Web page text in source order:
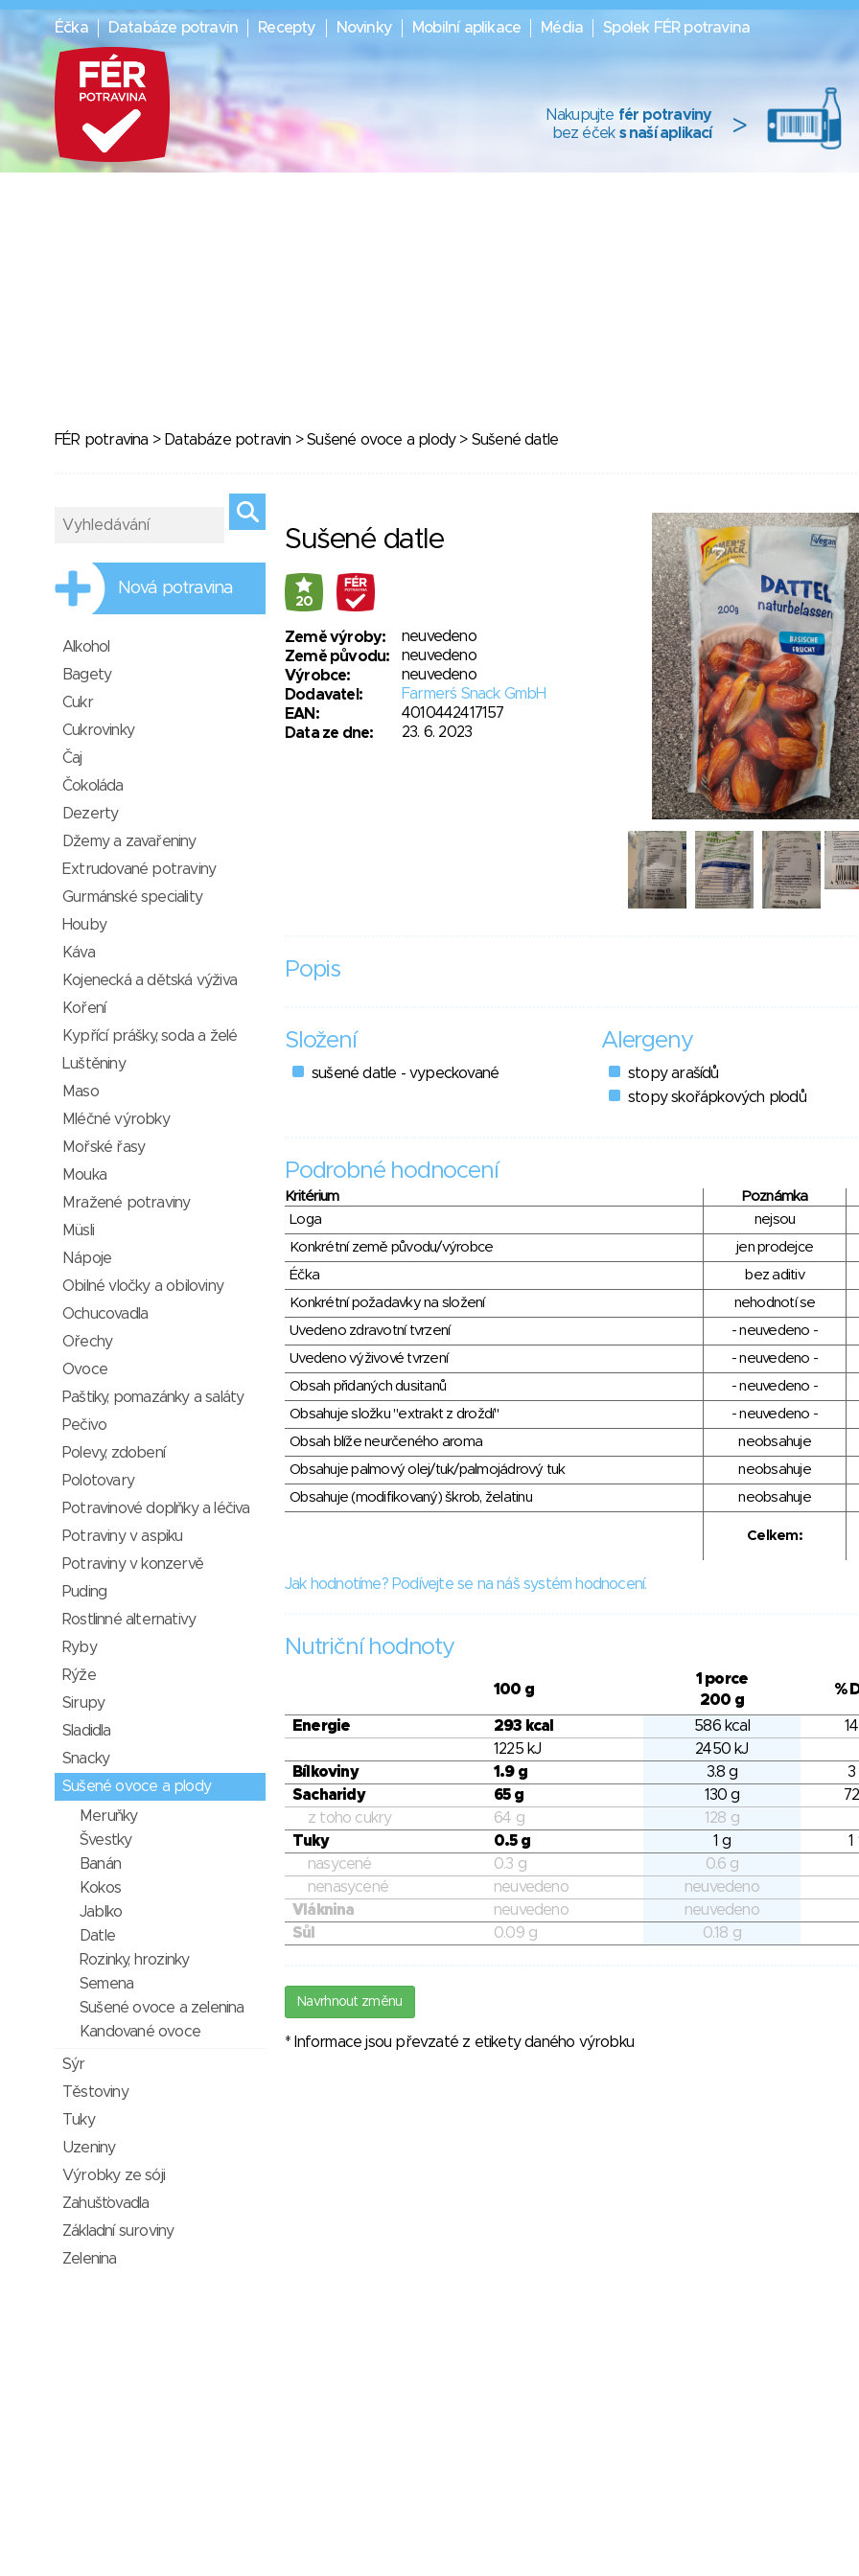
Éčka Databáze potravin Recepty Novinky Mobilní aplikace Média Spolek FÉR potravina
Nakupujte fér potraviny
bez éček s naší aplikací >
FÉR potravina > Databáze potravin >Sušené ovoce a plody> Sušené datle
Sušené datle
20
Země výroby:
neuvedeno
Země původu:
neuvedeno
Výrobce:
neuvedeno
Dodavatel:
Farmerś Snack GmbH
EAN:
4010442417157
Data ze dne:
23. 6. 2023
Popis
Složení
sušené datle - vypeckované
Alergeny
stopy arašídů
stopy skořápkových plodů
Podrobné hodnocení
Kritérium Poznámka
Loga
nejsou
Konkrétní země původu/výrobce
jen prodejce
Éčka
bez aditiv
Konkrétní požadavky na složení
nehodnotí se
Uvedeno zdravotní tvrzení
- neuvedeno -
Uvedeno výživové tvrzení
- neuvedeno -
Obsah přidaných dusitanů
- neuvedeno -
Obsahuje složku "extrakt z droždí"
- neuvedeno -
Obsah blíže neurčeného aroma
neobsahuje
Obsahuje palmový olej/tuk/palmojádrový tuk
neobsahuje
Obsahuje (modifikovaný) škrob, želatinu
neobsahuje
Celkem:
Jak hodnotíme? Podívejte se na náš systém hodnocení.
Nutriční hodnoty
100 g
1 porce
200 g
%
Energie 293 kcal 586 kcal
1225 kJ
2450 kJ
Bílkoviny
1.9 g 3.8 g
3
Sacharidy
65 g 130 g
z toho cukry
64 g
128 g
Tuky
0.5 g 1 g
1
nasycené
0.3 g
0.6 g
nenasycené
neuvedeno
neuvedeno
Vláknina
neuvedeno
neuvedeno
Sůl
0.09 g 0.18 g
Navrhnout změnu
* Informace jsou převzaté z etikety daného výrobku
Nová potravina
Alkohol
Bagety
Cukr
Cukrovinky
Čaj
Čokoláda
Dezerty
Džemy a zavařeniny
Extrudované potraviny
Gurmánské speciality
Houby
Káva
Kojenecká a dětská výživa
Koření
Kypřící prášky, soda a želé
Luštěniny
Maso
Mléčné výrobky
Mořské řasy
Mouka
Mražené potraviny
Müsli
Nápoje
Obilné vločky a obiloviny
Ochucovadla
Ořechy
Ovoce
Paštiky, pomazánky a saláty
Pečivo
Polevy, zdobení
Polotovary
Potravinové doplňky a léčiva
Potraviny v aspiku
Potraviny v konzervě
Puding
Rostlinné alternativy
Ryby
Rýže
Sirupy
Sladidla
Snacky
Sušené ovoce a plody
Meruňky
Švestky
Banán
Kokos
Jablko
Datle
Rozinky, hrozinky
Semena
Sušené ovoce a zelenina
Kandované ovoce
Sýr
Těstoviny
Tuky
Uzeniny
Výrobky ze sóji
Zahušťovadla
Základní suroviny
Zelenina